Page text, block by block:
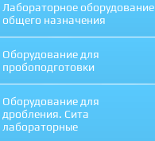
Лабораторное оборудование
общего назначения
Оборудование для
пробоподготовки
Оборудование для
дробления. Сита
лабораторные